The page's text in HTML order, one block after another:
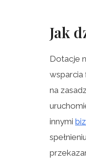
Jak
Dotacje
wsparcia
na
innymi